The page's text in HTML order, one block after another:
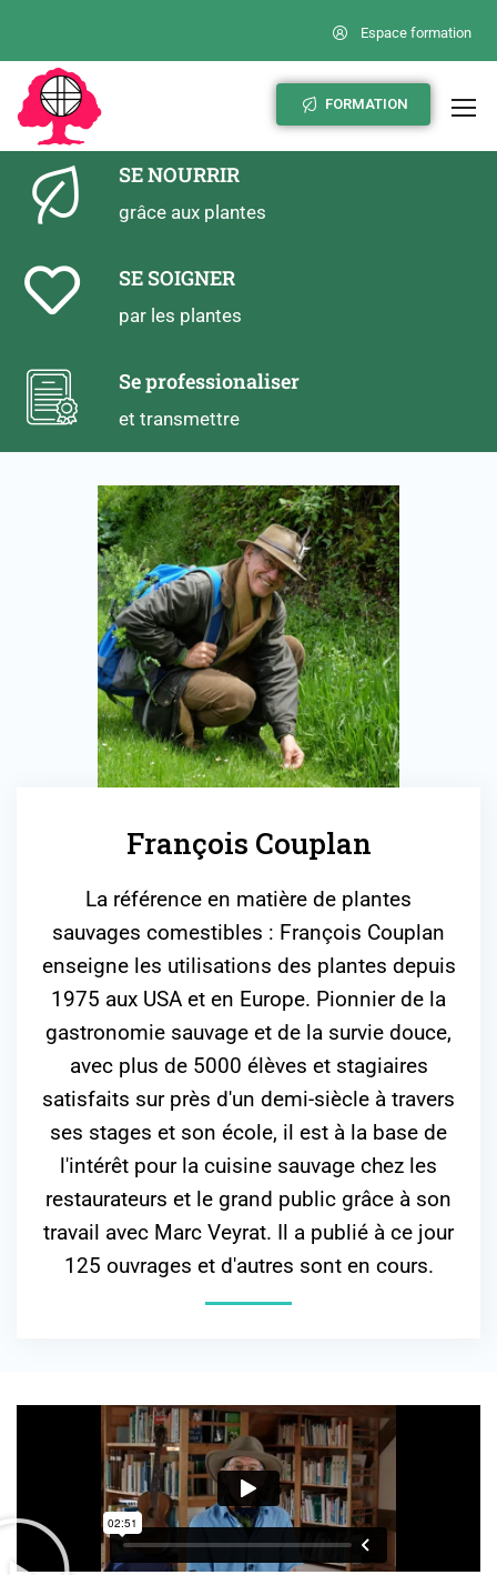
Espace formation
FORMATION
SE NOURRIR
grâce aux plantes
SE SOIGNER
par les plantes
Se professionaliser
et transmettre
François Couplan
La référence en matière de plantes
sauvages comestibles : François Couplan
enseigne les utilisations des plantes depuis
1975 aux USA et en Europe. Pionnier de la
gastronomie sauvage et de la survie douce,
avec plus de 5000 élèves et stagiaires
satisfaits sur près d'un demi-siècle à travers
ses stages et son école, il est à la base de
l'intérêt pour la cuisine sauvage chez les
restaurateurs et le grand public grâce à son
travail avec Marc Veyrat. Il a publié à ce jour
125 ouvrages et d'autres sont en cours.